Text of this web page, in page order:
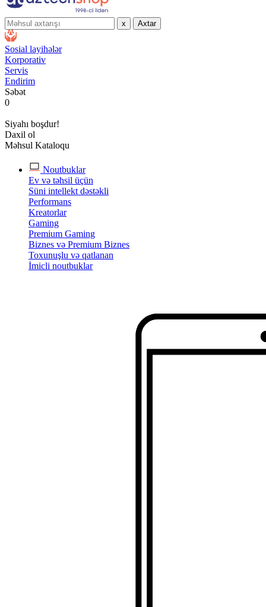
x Axtar
Sosial layihələr
Korporativ
Servis
Endirim
Səbət
0
Siyahı boşdur!
Daxil ol
Məhsul Kataloqu
Noutbuklar
Ev və təhsil üçün
Süni intellekt dəstəkli
Performans
Kreatorlar
Gaming
Premium Gaming
Biznes və Premium Biznes
Toxunuşlu və qatlanan
İmicli noutbuklar